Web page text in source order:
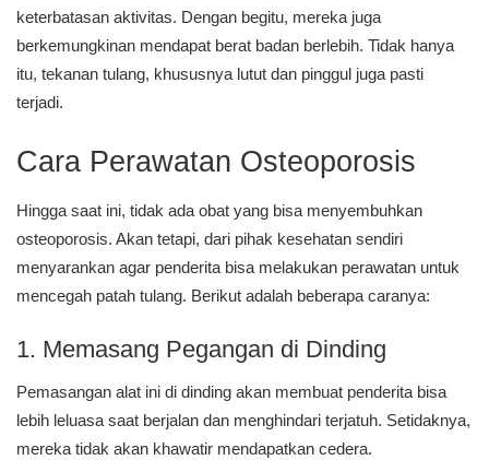
keterbatasan aktivitas. Dengan begitu, mereka juga
berkemungkinan mendapat berat badan berlebih. Tidak hanya
itu, tekanan tulang, khususnya lutut dan pinggul juga pasti
terjadi.
Cara Perawatan Osteoporosis
Hingga saat ini, tidak ada obat yang bisa menyembuhkan
osteoporosis. Akan tetapi, dari pihak kesehatan sendiri
menyarankan agar penderita bisa melakukan perawatan untuk
mencegah patah tulang. Berikut adalah beberapa caranya:
1. Memasang Pegangan di Dinding
Pemasangan alat ini di dinding akan membuat penderita bisa
lebih leluasa saat berjalan dan menghindari terjatuh. Setidaknya,
mereka tidak akan khawatir mendapatkan cedera.